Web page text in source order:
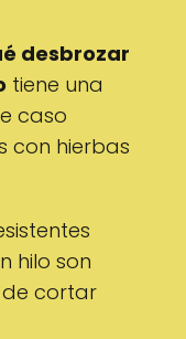
desbrozar
tiene una
caso
con hierbas
hilo son
cortar